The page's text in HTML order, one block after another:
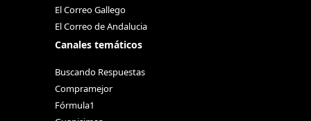
El Correo Gallego
El Correo de Andalucia
Canales temáticos
Buscando Respuestas
Compramejor
Fórmula1